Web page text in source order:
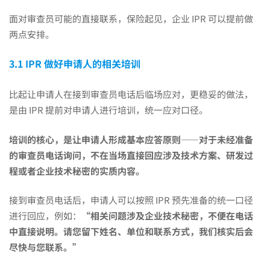
面对审查员可能的直接联系，保险起见，企业 IPR 可以提前做
两点安排。
3.1 IPR 做好申请人的相关培训
比起让申请人在接到审查员电话后临场应对，更稳妥的做法，
是由 IPR 提前对申请人进行培训，统一应对口径。
培训的核心，是让申请人形成基本应答原则——对于未经准备
的审查员电话询问，不在当场直接回应涉及技术方案、研发过
程或者企业技术秘密的实质内容。
接到审查员电话后，申请人可以按照 IPR 预先准备的统一口径
进行回应，例如：
“相关问题涉及企业技术秘密，不便在电话
中直接说明。请您留下姓名、单位和联系方式，我们核实后会
尽快与您联系。”